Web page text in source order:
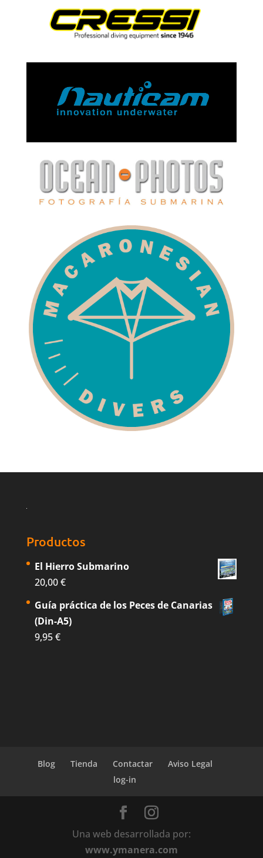
Productos
El Hierro Submarino
20,00€
Guía práctica de los Peces de Canarias
(Din-A5)
9,95€
Blog Tienda Contactar
Aviso Legal
log-in
Una web desarrollada por:
www.ymanera.com